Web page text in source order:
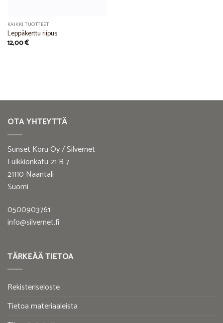
KAIKKI TUOTTEET
Leppäkerttu riipus
12,00€
OTA YHTEYTTÄ
Sunset Koru Oy / Silvernet
Luikkionkatu 21 B 7
21110 Naantali
Suomi
0500903761
info@silvernet.fi
TÄRKEÄÄ TIETOA
Rekisteriseloste
Tietoa materiaaleista